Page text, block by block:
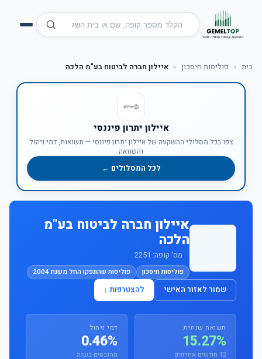
בית › פוליסות חיסכון › איילון חברה לביטוח בע"מ הלכה
איילון יתרון פיננסי
צפו בכל מסלולי ההשקעה של איילון יתרון פיננסי — תשואות, דמי ניהול
והשוואה
לכל המסלולים ←
איילון חברה לביטוח בע"מ
הלכה
· מס' קופה: 2251
פוליסות חיסכון פוליסות שהונפקו החל משנת 2004
שמור לאזור האישי להצטרפות ↓
תשואה שנתית
15.27%
12 חודשים אחרונים
דמי ניהול
0.46%
מהנכסים בשנה